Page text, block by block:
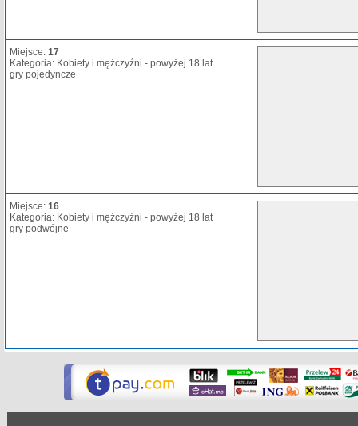
Miejsce: 17
Kategoria: Kobiety i mężczyźni - powyżej 18 lat
gry pojedyncze
Miejsce: 16
Kategoria: Kobiety i mężczyźni - powyżej 18 lat
gry podwójne